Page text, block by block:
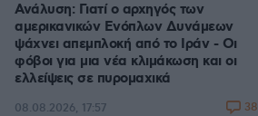
Ανάλυση: Γιατί ο αρχηγός των
αμερικανικών Ενόπλων Δυνάμεων
ψάχνει απεμπλοκή από το Ιράν - Οι
φόβοι για μια νέα κλιμάκωση και οι
ελλείψεις σε πυρομαχικά
08.08.2026, 17:57 38